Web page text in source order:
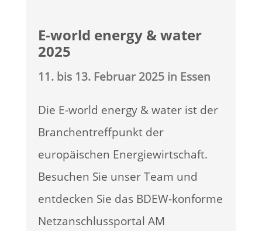
E-world energy & water
2025
11. bis 13. Februar 2025 in Essen
Die E-world energy & water ist der
Branchentreffpunkt der
europäischen Energiewirtschaft.
Besuchen Sie unser Team und
entdecken Sie das BDEW-konforme
Netzanschlussportal AM